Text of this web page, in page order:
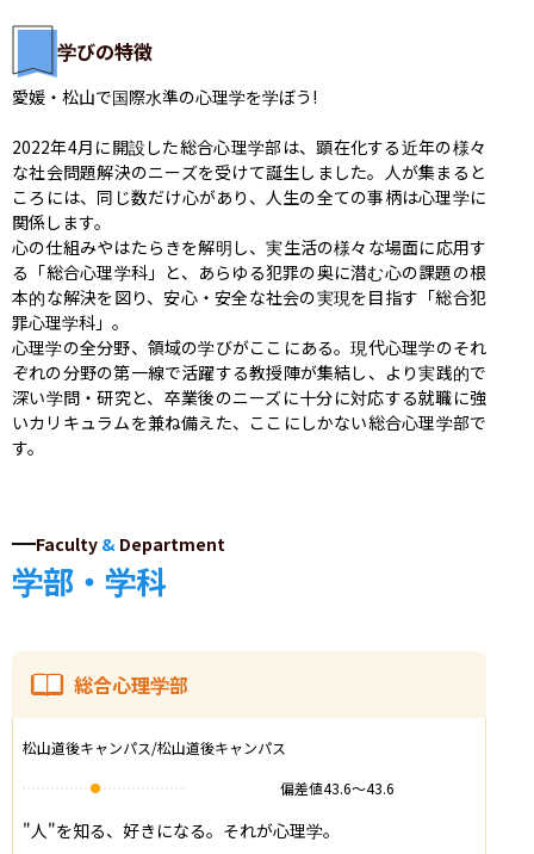
学びの特徴
愛媛・松山で国際水準の心理学を学ぼう!
2022年4月に開設した総合心理学部は、顕在化する近年の様々
な社会問題解決のニーズを受けて誕生しました。人が集まると
ころには、同じ数だけ心があり、人生の全ての事柄は心理学に
関係します。
心の仕組みやはたらきを解明し、実生活の様々な場面に応用す
る「総合心理学科」と、あらゆる犯罪の奥に潜む心の課題の根
本的な解決を図り、安心・安全な社会の実現を目指す「総合犯
罪心理学科」。
心理学の全分野、領域の学びがここにある。現代心理学のそれ
ぞれの分野の第一線で活躍する教授陣が集結し、より実践的で
深い学問・研究と、卒業後のニーズに十分に対応する就職に強
いカリキュラムを兼ね備えた、ここにしかない総合心理学部で
す。
Faculty & Department
学部・学科
総合心理学部
松山道後キャンパス/松山道後キャンパス
偏差値43.6〜43.6
"人"を知る、好きになる。それが心理学。